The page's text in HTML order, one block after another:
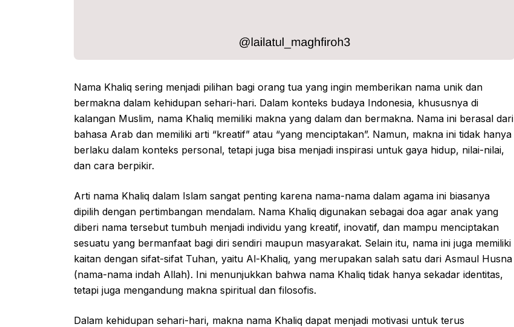
Nama Khaliq sering menjadi pilihan bagi orang tua yang ingin memberikan nama unik dan
bermakna dalam kehidupan sehari-hari. Dalam konteks budaya Indonesia, khususnya di
kalangan Muslim, nama Khaliq memiliki makna yang dalam dan bermakna. Nama ini berasal dari
bahasa Arab dan memiliki arti “kreatif” atau “yang menciptakan”. Namun, makna ini tidak hanya
berlaku dalam konteks personal, tetapi juga bisa menjadi inspirasi untuk gaya hidup, nilai-nilai,
dan cara berpikir.
Arti nama Khaliq dalam Islam sangat penting karena nama-nama dalam agama ini biasanya
dipilih dengan pertimbangan mendalam. Nama Khaliq digunakan sebagai doa agar anak yang
diberi nama tersebut tumbuh menjadi individu yang kreatif, inovatif, dan mampu menciptakan
sesuatu yang bermanfaat bagi diri sendiri maupun masyarakat. Selain itu, nama ini juga memiliki
kaitan dengan sifat-sifat Tuhan, yaitu Al-Khaliq, yang merupakan salah satu dari Asmaul Husna
(nama-nama indah Allah). Ini menunjukkan bahwa nama Khaliq tidak hanya sekadar identitas,
tetapi juga mengandung makna spiritual dan filosofis.
Dalam kehidupan sehari-hari, makna nama Khaliq dapat menjadi motivasi untuk terus